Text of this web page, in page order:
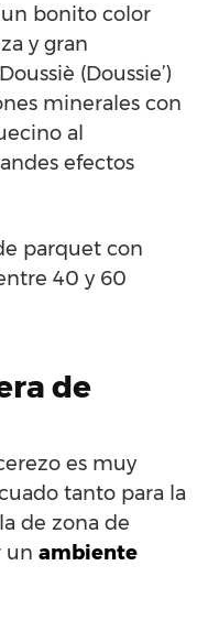
bonito color
y gran
(Doussie’)
minerales con
al
efectos
parquet con
40 y 60
de
es muy
tanto para la
de zona de
un ambiente